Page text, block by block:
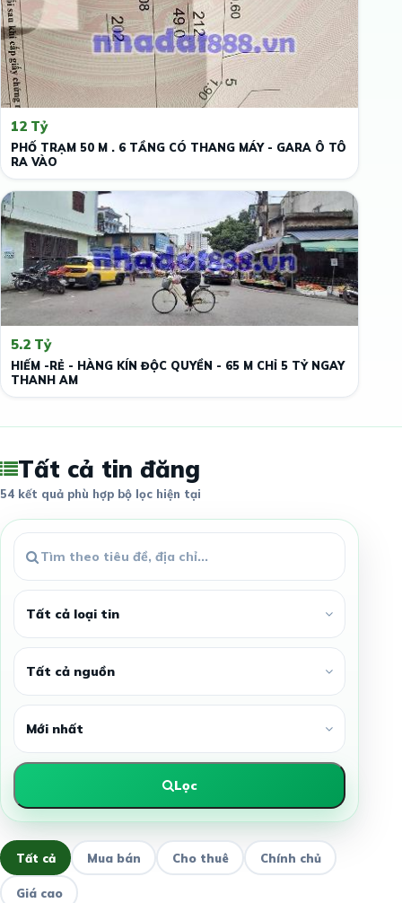
12 Tỷ
PHỐ TRẠM 50 M . 6 TẦNG CÓ THANG MÁY - GARA Ô TÔ
RA VÀO
5.2 Tỷ
HIẾM -RẺ - HÀNG KÍN ĐỘC QUYỀN - 65 M CHỈ 5 TỶ NGAY
THANH AM
Tất cả tin đăng
54 kết quả phù hợp bộ lọc hiện tại
Lọc
Tất cả Mua bán Cho thuê Chính chủ
Giá cao